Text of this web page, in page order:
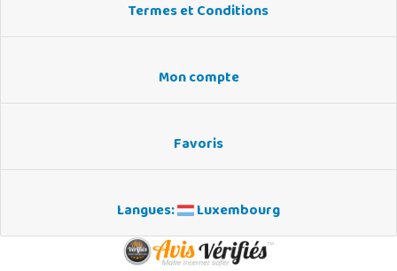
Termes et Conditions
Mon compte
Favoris
Langues: Luxembourg